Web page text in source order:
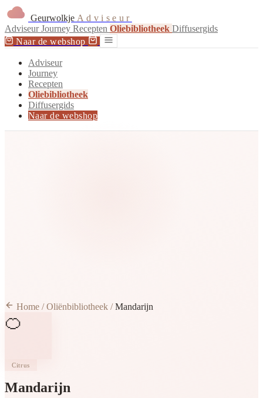
Geurwolkje Adviseur
AdviseurJourney Recepten Oliebibliotheek Diffusergids
Naar de webshop
Adviseur
Journey
Recepten
Oliebibliotheek
Diffusergids
Naar de webshop
Home / Oliënbibliotheek / Mandarijn
🍊
Citrus
Mandarijn